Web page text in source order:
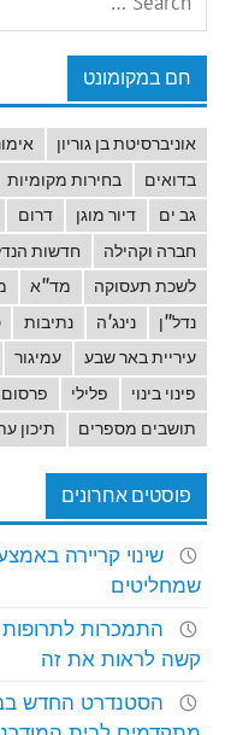
חם במקומונט
אוניברסיטת בן גוריון
בדואים
בחירות מקומיות
גב ים
דיור מוגן דרום
חברה וקהילה
חדשות
לשכת תעסוקה
מד"א
נדל"ן
נינג'ה נתיבות
עיריית באר שבע
עמיגור
פינוי בינוי
פלילי פרסום
תושבים מספרים
תיכון
פוסטים אחרונים
שינוי קריירה
שמחליטים
התמכרות
קשה לראות את זה
הסטנדרט החדש